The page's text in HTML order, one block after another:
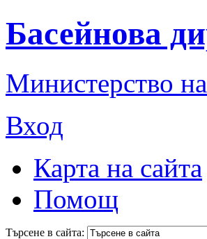
Басейнова
Министерство
Вход
Карта на сайта
Помощ
Търсене в сайта: